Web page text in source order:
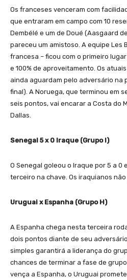
Os franceses venceram com
que entraram em campo com 10
Dembélé e um de Doué (Aasgaard
pareceu um amistoso. A equipe Les
francesa – ficou com o primeiro
e 100% de aproveitamento. Os
ainda aguardam pelo adversário na
final). A Noruega, que terminou em
seis pontos, vai encarar a Costa do
Dallas.
Senegal 5 x 0 Iraque (Grupo I)
O Senegal goleou o Iraque por 5 a 0
terceiro na chave. Os iraquianos não
Uruguai x Espanha (Grupo H)
A Espanha chega nesta terceira
dois pontos diante de seu
simples garantirá a liderança do
chances de terminar a fase de
vença a Espanha, o Uruguai